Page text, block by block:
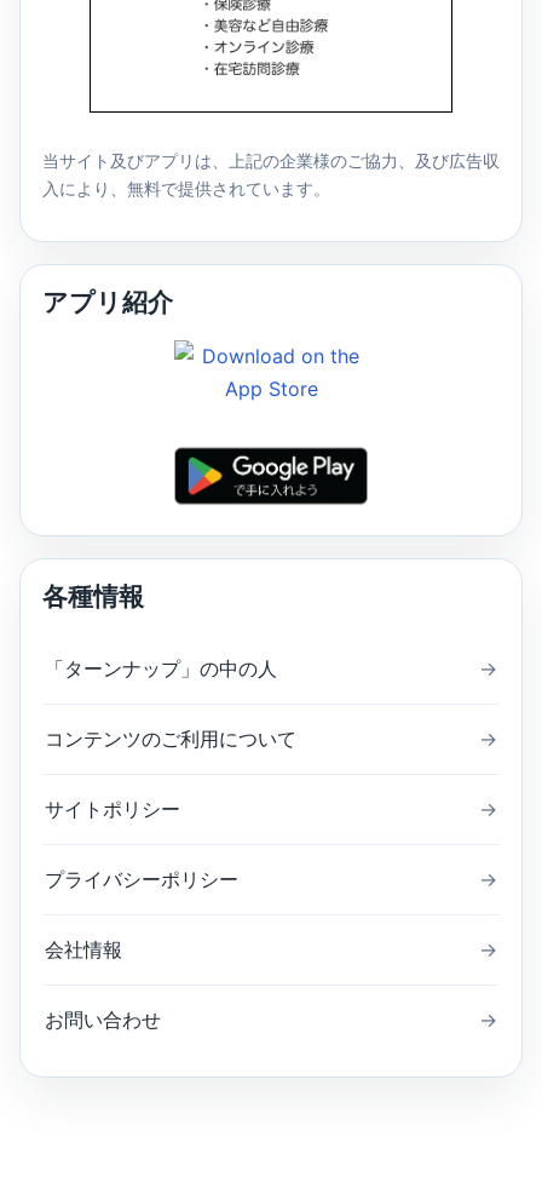
当サイト及びアプリは、上記の企業様のご協力、及び広告収
入により、無料で提供されています。
アプリ紹介
各種情報
「ターンナップ」の中の人 →
コンテンツのご利用について →
サイトポリシー →
プライバシーポリシー →
会社情報 →
お問い合わせ →